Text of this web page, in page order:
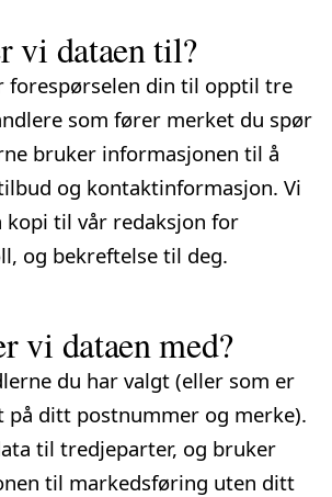
vi dataen til?
forespørselen din til opptil tre
som fører merket du spør
bruker informasjonen til å
og kontaktinformasjon. Vi
kopi til vår redaksjon for
og bekreftelse til deg.
vi dataen med?
du har valgt (eller som er
på ditt postnummer og merke).
til tredjeparter, og bruker
til markedsføring uten ditt